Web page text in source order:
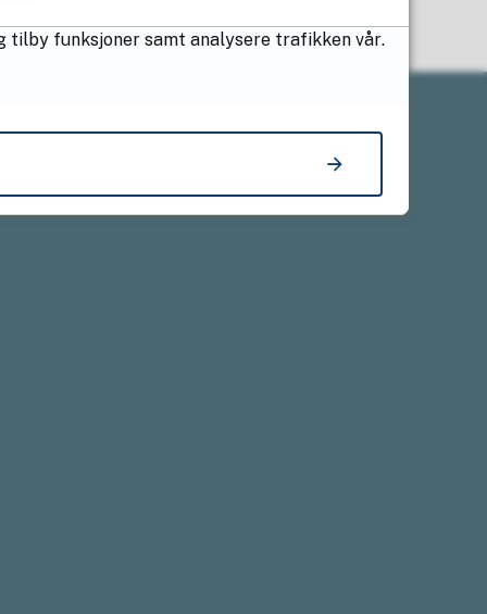
tilby funksjoner samt analysere trafikken vår.